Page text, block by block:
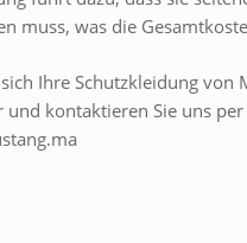
muss, was die
Ihre Schutzkleidung von
und kontaktieren Sie uns per